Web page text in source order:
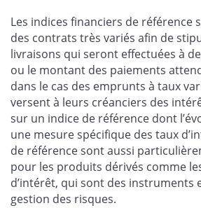
Les indices financiers de référence
des contrats très variés afin de
livraisons qui seront effectuées à
ou le montant des paiements
dans le cas des emprunts à taux
versent à leurs créanciers des
sur un indice de référence dont
une mesure spécifique des taux
de référence sont aussi
pour les produits dérivés comme
d’intérêt, qui sont des instruments
gestion des risques.